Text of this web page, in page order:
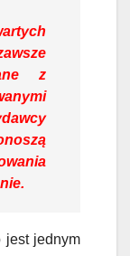
z
jest jednym